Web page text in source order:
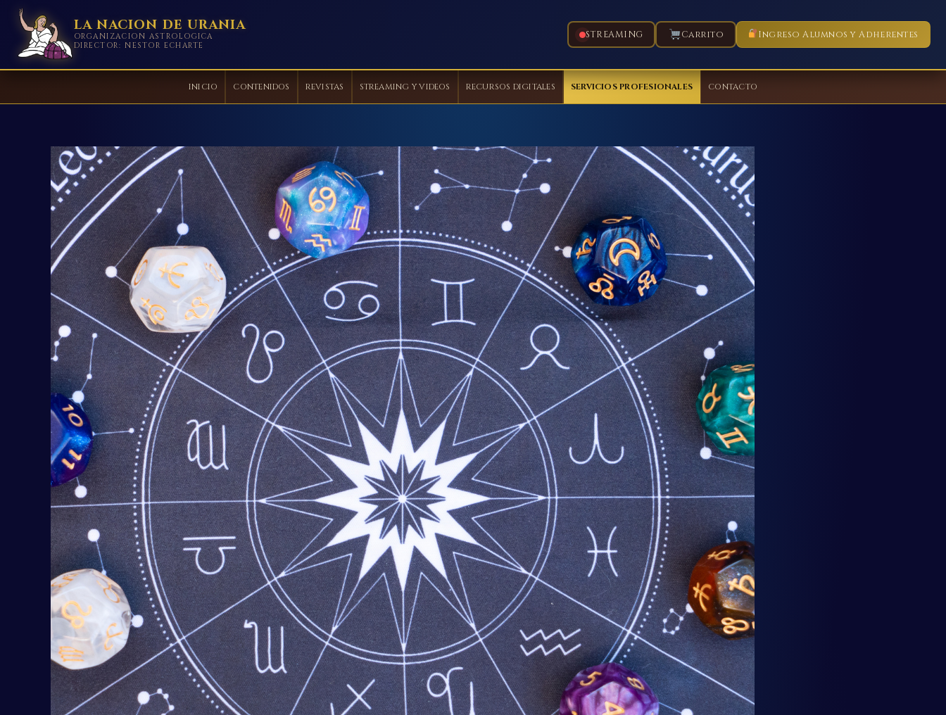
LA NACION DE URANIA
ORGANIZACION ASTROLOGICA
DIRECTOR: NESTOR ECHARTE
STREAMING Carrito Ingreso Alumnos y Adherentes
INICIO CONTENIDOS REVISTAS STREAMING Y VIDEOS RECURSOS DIGITALES SERVICIOS PROFESIONALES CONTACTO